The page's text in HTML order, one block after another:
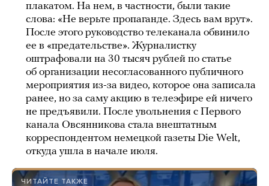
плакатом. На нем, в частности, были такие
слова: «Не верьте пропаганде. Здесь вам врут».
После этого руководство телеканала обвинило
ее в «предательстве». Журналистку
оштрафовали на 30 тысяч рублей по статье
об организации несогласованного публичного
мероприятия из-за видео, которое она записала
ранее, но за саму акцию в телеэфире ей ничего
не предъявили. После увольнения с Первого
канала Овсянникова стала внештатным
корреспондентом немецкой газеты Die Welt,
откуда ушла в начале июля.
ЧИТАЙТЕ ТАКЖЕ